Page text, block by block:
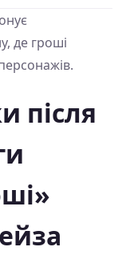
де гроші
після